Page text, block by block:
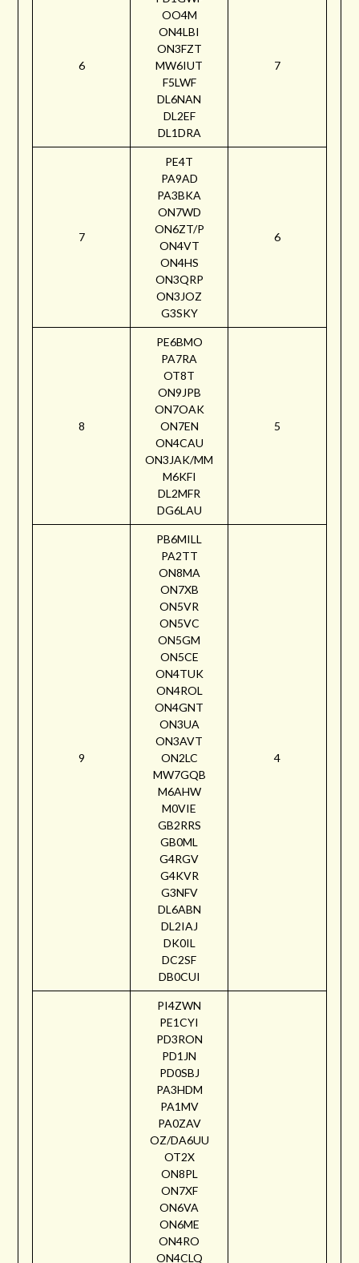
6
OO4M
ON4LBI
ON3FZT
MW6IUT
F5LWF
DL6NAN
DL2EF
DL1DRA
7
7
PE4T
PA9AD
PA3BKA
ON7WD
ON6ZT/P
ON4VT
ON4HS
ON3QRP
ON3JOZ
G3SKY
6
8
PE6BMO
PA7RA
OT8T
ON9JPB
ON7OAK
ON7EN
ON4CAU
ON3JAK/MM
M6KFI
DL2MFR
DG6LAU
5
9
PB6MILL
PA2TT
ON8MA
ON7XB
ON5VR
ON5VC
ON5GM
ON5CE
ON4TUK
ON4ROL
ON4GNT
ON3UA
ON3AVT
ON2LC
MW7GQB
M6AHW
M0VIE
GB2RRS
GB0ML
G4RGV
G4KVR
G3NFV
DL6ABN
DL2IAJ
DK0IL
DC2SF
DB0CUI
4
PI4ZWN
PE1CYI
PD3RON
PD1JN
PD0SBJ
PA3HDM
PA1MV
PA0ZAV
OZ/DA6UU
OT2X
ON8PL
ON7XF
ON6VA
ON6ME
ON4RO
ON4CLQ